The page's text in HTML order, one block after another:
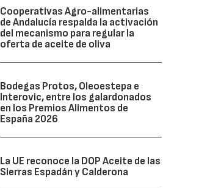
Cooperativas Agro-alimentarias
de Andalucía respalda la activación
del mecanismo para regular la
oferta de aceite de oliva
Bodegas Protos, Oleoestepa e
Interovic, entre los galardonados
en los Premios Alimentos de
España 2026
La UE reconoce la DOP Aceite de las
Sierras Espadán y Calderona